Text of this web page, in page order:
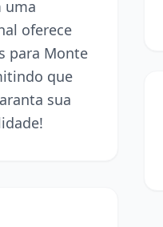
uma
oferece
para Monte
que
sua